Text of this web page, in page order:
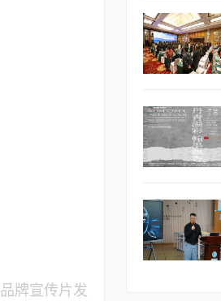
牌宣传片发